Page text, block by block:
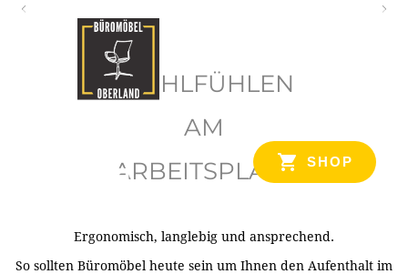
SHOP
WOHLFÜHLEN
AM
ARBEITSPLATZ
Ergonomisch, langlebig und ansprechend.
So sollten Büromöbel heute sein um Ihnen den Aufenthalt im